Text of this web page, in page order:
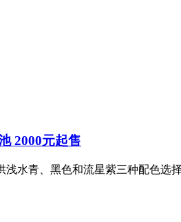
2000元起售
水青、黑色和流星紫三种配色选